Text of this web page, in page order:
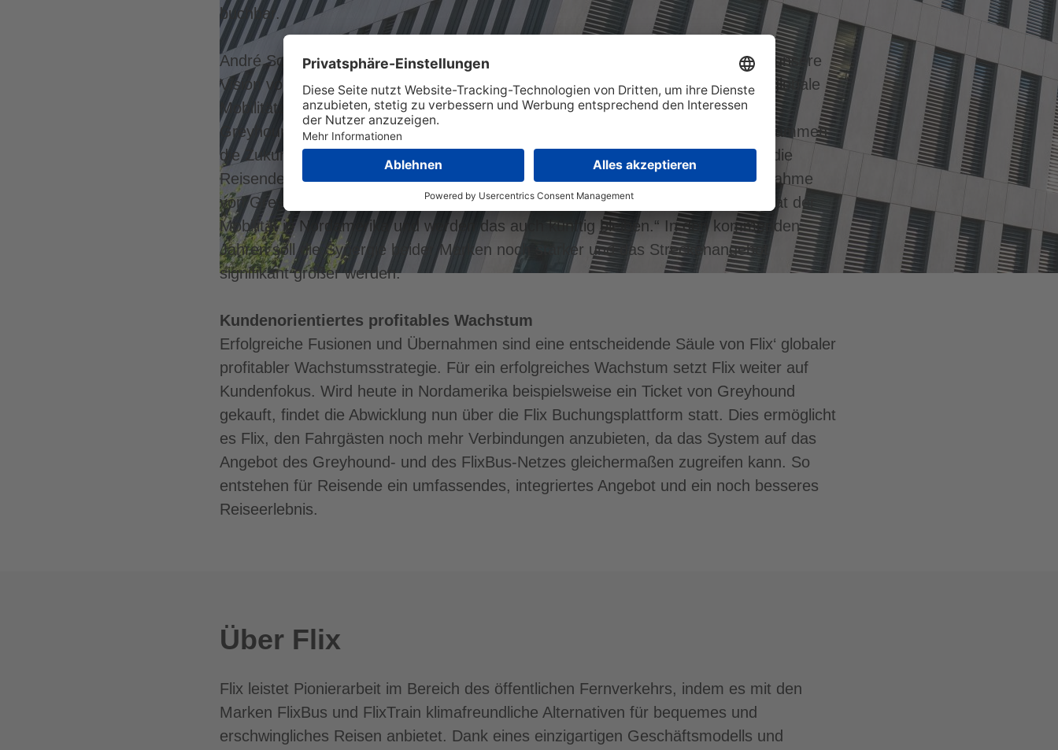
buchbar.
André Schwämmlein, CEO und Mitgründer von Flix: „Wir verfolgen gemeinsam unsere
Vision von nachhaltigem Reisen, indem wir die innovative Technologie und das globale
Mobilitätswissen von Flix mit der operativen Erfahrung und dem Netzwerk von
Greyhound kombinieren. Beide Marken profitieren voneinander und werden zusammen
die Zukunft des kollektiven Reisens in Nordamerika gestalten. Vor allem haben die
Reisenden nun ein noch umfangreicheres und attraktiveres Angebot. Die Übernahme
von Greyhound ist schon jetzt eine große Flix-Erfolgsstory. Wir sind das Rückgrat der
Mobilität in Nordamerika und werden das auch künftig bleiben.“ In den kommenden
Jahren soll die Synergie beider Marken noch stärker und das Streckenangebot
signifikant größer werden.
Kundenorientiertes profitables Wachstum
Erfolgreiche Fusionen und Übernahmen sind eine entscheidende Säule von Flix‘ globaler
profitabler Wachstumsstrategie. Für ein erfolgreiches Wachstum setzt Flix weiter auf
Kundenfokus. Wird heute in Nordamerika beispielsweise ein Ticket von Greyhound
gekauft, findet die Abwicklung nun über die Flix Buchungsplattform statt. Dies ermöglicht
es Flix, den Fahrgästen noch mehr Verbindungen anzubieten, da das System auf das
Angebot des Greyhound- und des FlixBus-Netzes gleichermaßen zugreifen kann. So
entstehen für Reisende ein umfassendes, integriertes Angebot und ein noch besseres
Reiseerlebnis.
Über Flix
Flix leistet Pionierarbeit im Bereich des öffentlichen Fernverkehrs, indem es mit den
Marken FlixBus und FlixTrain klimafreundliche Alternativen für bequemes und
erschwingliches Reisen anbietet. Dank eines einzigartigen Geschäftsmodells und